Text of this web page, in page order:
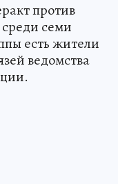
против
семи
есть жители
ведомства